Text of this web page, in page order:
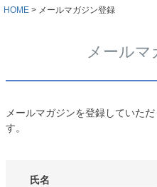
HOME メールマガジン登録
メールマ
メールマガジンを登録していた
す。
氏名